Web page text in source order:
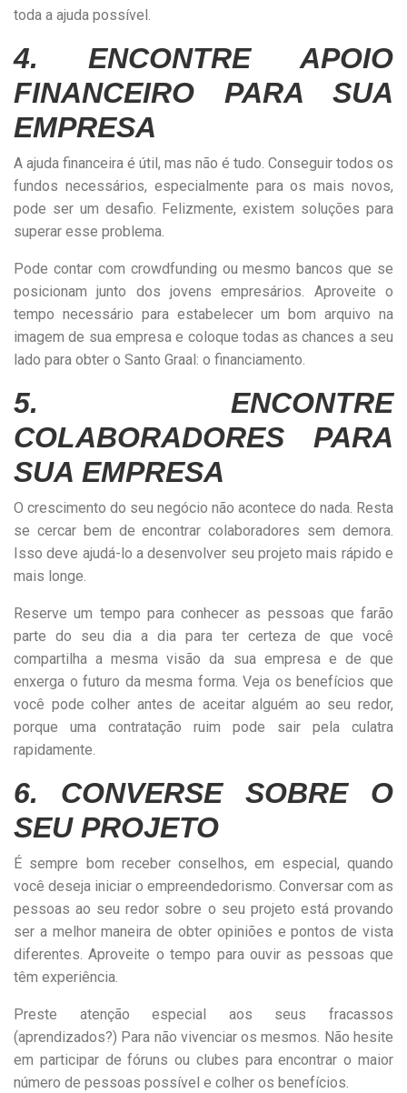
toda a ajuda possível.
4. ENCONTRE APOIO
FINANCEIRO PARA SUA
EMPRESA
A ajuda financeira é útil, mas não é tudo. Conseguir todos os
fundos necessários, especialmente para os mais novos,
pode ser um desafio. Felizmente, existem soluções para
superar esse problema.
Pode contar com crowdfunding ou mesmo bancos que se
posicionam junto dos jovens empresários. Aproveite o
tempo necessário para estabelecer um bom arquivo na
imagem de sua empresa e coloque todas as chances a seu
lado para obter o Santo Graal: o financiamento.
5. ENCONTRE
COLABORADORES PARA
SUA EMPRESA
O crescimento do seu negócio não acontece do nada. Resta
se cercar bem de encontrar colaboradores sem demora.
Isso deve ajudá-lo a desenvolver seu projeto mais rápido e
mais longe.
Reserve um tempo para conhecer as pessoas que farão
parte do seu dia a dia para ter certeza de que você
compartilha a mesma visão da sua empresa e de que
enxerga o futuro da mesma forma. Veja os benefícios que
você pode colher antes de aceitar alguém ao seu redor,
porque uma contratação ruim pode sair pela culatra
rapidamente.
6. CONVERSE SOBRE O
SEU PROJETO
É sempre bom receber conselhos, em especial, quando
você deseja iniciar o empreendedorismo. Conversar com as
pessoas ao seu redor sobre o seu projeto está provando
ser a melhor maneira de obter opiniões e pontos de vista
diferentes. Aproveite o tempo para ouvir as pessoas que
têm experiência.
Preste atenção especial aos seus fracassos
(aprendizados?) Para não vivenciar os mesmos. Não hesite
em participar de fóruns ou clubes para encontrar o maior
número de pessoas possível e colher os benefícios.